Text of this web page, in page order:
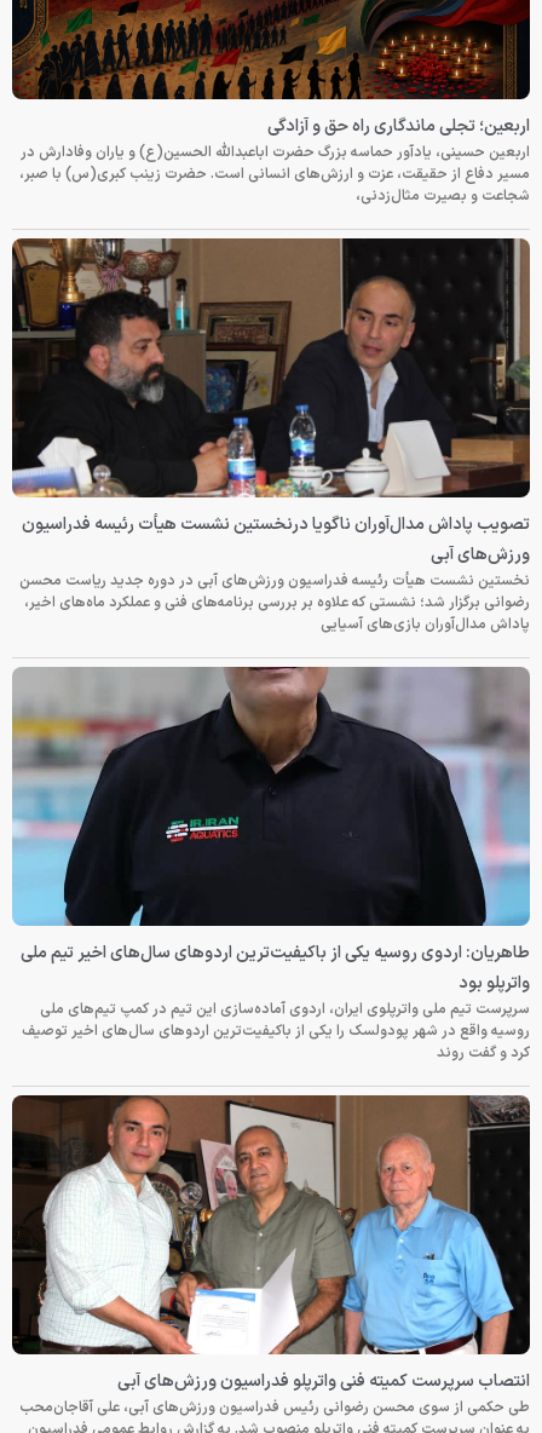
اربعین؛ تجلی ماندگاری راه حق و آزادگی
اربعین حسینی، یادآور حماسه بزرگ حضرت اباعبدالله الحسین(ع) و یاران وفادارش در
مسیر دفاع از حقیقت، عزت و ارزش‌های انسانی است. حضرت زینب کبری(س) با صبر،
شجاعت و بصیرت مثال‌زدنی،
تصویب پاداش مدال‌آوران ناگویا درنخستین نشست هیأت رئیسه فدراسیون
ورزش‌های آبی
نخستین نشست هیأت رئیسه فدراسیون ورزش‌های آبی در دوره جدید ریاست محسن
رضوانی برگزار شد؛ نشستی که علاوه بر بررسی برنامه‌های فنی و عملکرد ماه‌های اخیر،
پاداش مدال‌آوران بازی‌های آسیایی
طاهریان: اردوی روسیه یکی از باکیفیت‌ترین اردوهای سال‌های اخیر تیم ملی
واترپلو بود
سرپرست تیم ملی واترپلوی ایران، اردوی آماده‌سازی این تیم در کمپ تیم‌های ملی
روسیه واقع در شهر پودولسک را یکی از باکیفیت‌ترین اردوهای سال‌های اخیر توصیف
کرد و گفت روند
انتصاب سرپرست کمیته فنی واترپلو فدراسیون ورزش‌های آبی
طی حکمی از سوی محسن رضوانی رئیس فدراسیون ورزش‌های آبی، علی آقاجان‌محب